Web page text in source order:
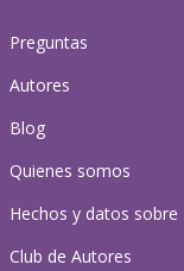
Preguntas
Autores
Blog
Quienes somos
Hechos y datos sobre
Club de Autores